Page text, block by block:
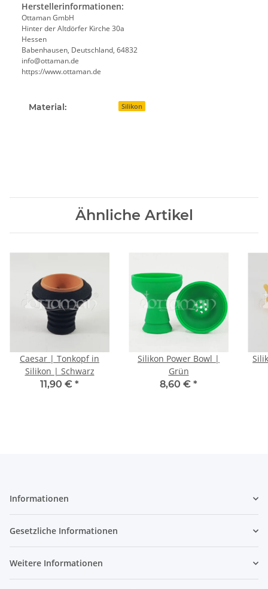
Herstellerinformationen:
Ottaman GmbH
Hinter der Altdörfer Kirche 30a
Hessen
Babenhausen, Deutschland, 64832
info@ottaman.de
https://www.ottaman.de
Material: Silikon
Ähnliche Artikel
Caesar | Tonkopf in
Silikon | Schwarz
11,90 € *
Silikon Power Bowl |
Grün
8,60 € *
Informationen
Gesetzliche Informationen
Weitere Informationen